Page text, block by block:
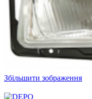
Збільшити зображення